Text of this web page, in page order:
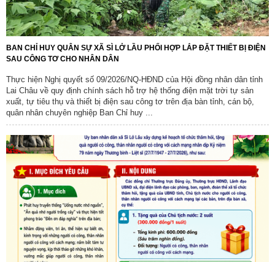
BAN CHỈ HUY QUÂN SỰ XÃ SÌ LỞ LẦU PHỐI HỢP LẮP ĐẶT THIẾT BỊ ĐIỆN
SAU CÔNG TƠ CHO NHÂN DÂN
Thực hiện Nghị quyết số 09/2026/NQ-HĐND của Hội đồng nhân dân tỉnh
Lai Châu về quy định chính sách hỗ trợ hệ thống điện mặt trời tự sản
xuất, tự tiêu thụ và thiết bị điện sau công tơ trên địa bàn tỉnh, cán bộ,
quân nhân chuyên nghiệp Ban Chỉ huy ...